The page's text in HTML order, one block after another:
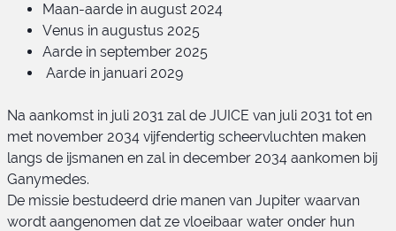
Maan-aarde in august 2024
Venus in augustus 2025
Aarde in september 2025
Aarde in januari 2029
Na aankomst in juli 2031 zal de JUICE van juli 2031 tot en
met november 2034 vijfendertig scheervluchten maken
langs de ijsmanen en zal in december 2034 aankomen bij
Ganymedes.
De missie bestudeerd drie manen van Jupiter waarvan
wordt aangenomen dat ze vloeibaar water onder hun